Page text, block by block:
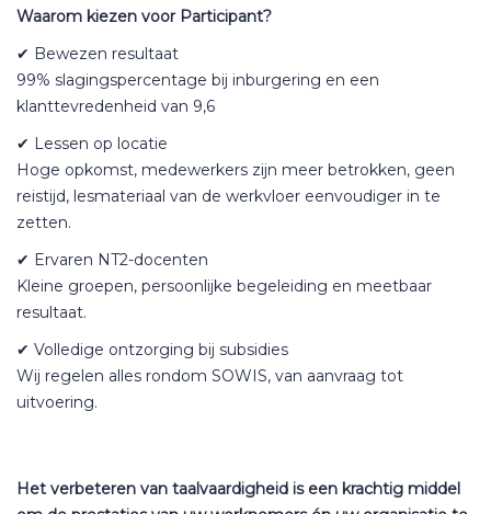
Waarom kiezen voor Participant?
✔ Bewezen resultaat
99% slagingspercentage bij inburgering en een
klanttevredenheid van 9,6
✔ Lessen op locatie
Hoge opkomst, medewerkers zijn meer betrokken, geen
reistijd, lesmateriaal van de werkvloer eenvoudiger in te
zetten.
✔ Ervaren NT2-docenten
Kleine groepen, persoonlijke begeleiding en meetbaar
resultaat.
✔ Volledige ontzorging bij subsidies
Wij regelen alles rondom SOWIS, van aanvraag tot
uitvoering.
Het verbeteren van taalvaardigheid is een krachtig middel